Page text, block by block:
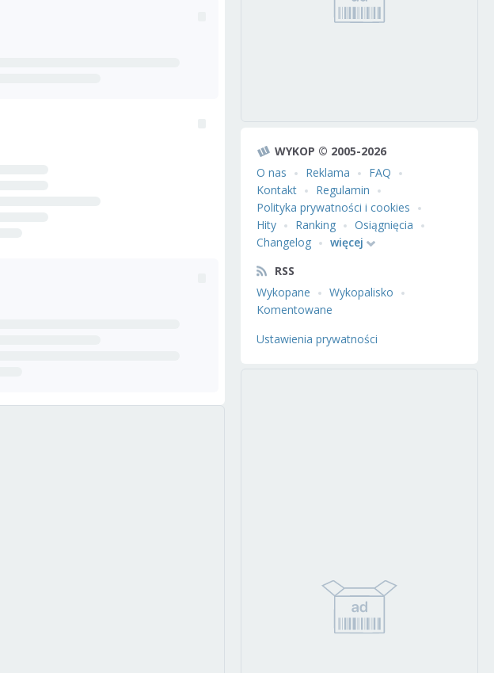
WYKOP © 2005-2026
O nas
Reklama
FAQ
Kontakt
Regulamin
Polityka prywatności i cookies
Hity
Ranking
Osiągnięcia
Changelog
więcej
RSS
Wykopane
Wykopalisko
Komentowane
Ustawienia prywatności